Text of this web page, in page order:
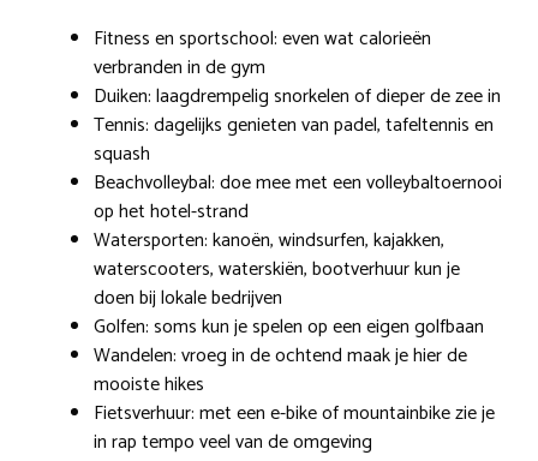
Fitness en sportschool: even wat calorieën
verbranden in de gym
Duiken: laagdrempelig snorkelen of dieper de zee in
Tennis: dagelijks genieten van padel, tafeltennis en
squash
Beachvolleybal: doe mee met een volleybaltoernooi
op het hotel-strand
Watersporten: kanoën, windsurfen, kajakken,
waterscooters, waterskiën, bootverhuur kun je
doen bij lokale bedrijven
Golfen: soms kun je spelen op een eigen golfbaan
Wandelen: vroeg in de ochtend maak je hier de
mooiste hikes
Fietsverhuur: met een e-bike of mountainbike zie je
in rap tempo veel van de omgeving